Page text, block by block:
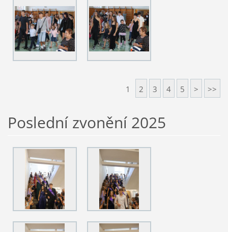
1 2 3 4 5 > >>
Poslední zvonění 2025